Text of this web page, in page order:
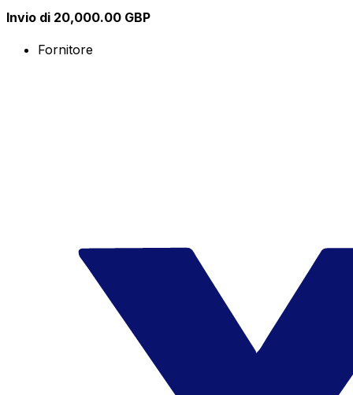
Invio di 20,000.00 GBP
Fornitore